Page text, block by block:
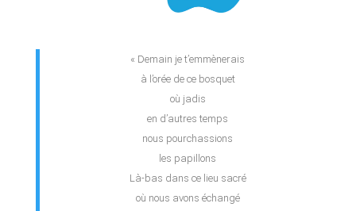
« Demain je t’emmènerais
à l’orée de ce bosquet
où jadis
en d’autres temps
nous pourchassions
les papillons
Là-bas dans ce lieu sacré
où nous avons échangé